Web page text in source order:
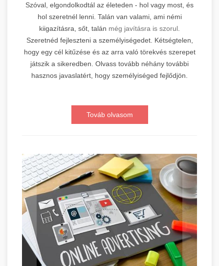
Szóval, elgondolkodtál az életeden - hol vagy most, és
hol szeretnél lenni. Talán van valami, ami némi
kiigazításra, sőt, talán még javításra is szorul
Szeretnéd fejleszteni a személyiségedet. Kétségtelen,
hogy egy cél kitűzése és az arra való törekvés szerepet
játszik a sikeredben. Olvass tovább néhány további
hasznos javaslatért, hogy személyiséged fejlődjön.
Továb olvasom